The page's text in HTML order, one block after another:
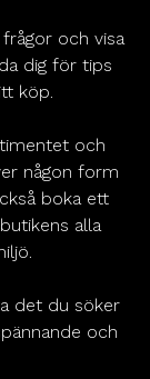
och visa
dig för tips
köp.
och
någon form
boka ett
alla
det du söker
och